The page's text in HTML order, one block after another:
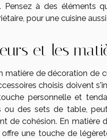
Pensez à des éléments
pour une cuisine
et les
matière de décoration de
choisis doivent
personnelle et
ou des sets de table,
de cohésion. En matière
une touche de